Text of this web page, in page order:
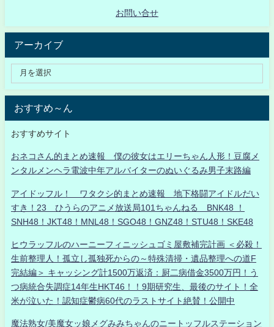
お問い合せ
アーカイブ
おすすめ～ん
おすすめサイト
おネコさん的まとめ速報 僕の彼女はエリーちゃん人形！豆腐メ
ンタルメンヘラ電波中年アルバイターのぬいぐるみ男子末路編
アイドッフル！ ワタクシ的まとめ速報 地下格闘アイドルだい
すき！23 ひうらのアニメ放送局101ちゃんねる BNK48 ！
SNH48！JKT48！MNL48！SGO48！GNZ48！STU48！SKE48
ヒウラッフルのハーニーフィニッシュゴミ屋敷補完計画 ＜必殺！
生前整理人！孤立し孤独死からの～特殊清掃・遺品整理への道F
完結編＞ キャッシング計1500万返済：厨二病借金3500万円！う
つ病統合失調症14年生HKT46！！9期研究生、最後のサイト！全
米が泣いた！認知症鬱病60代のラストサイト絶賛！公開中
魔法熟女/美魔女ッ娘メグみみちゃんのニートッフルステーション